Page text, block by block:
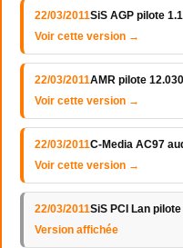
22/03/2011SiS AGP pilote
Voir cette version →
22/03/2011AMR pilote
Voir cette version →
22/03/2011C-Media AC97
Voir cette version →
22/03/2011SiS PCI Lan
Version affichée